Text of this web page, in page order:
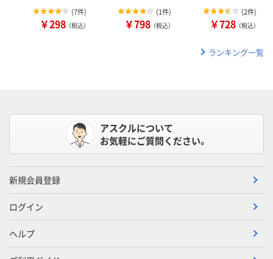
(7件)
￥298 （税込）
(1件)
￥798 （税込）
(2件)
￥728 （税込）
ランキング一覧
アスクルについて
お気軽にご質問ください。
新規会員登録
ログイン
ヘルプ